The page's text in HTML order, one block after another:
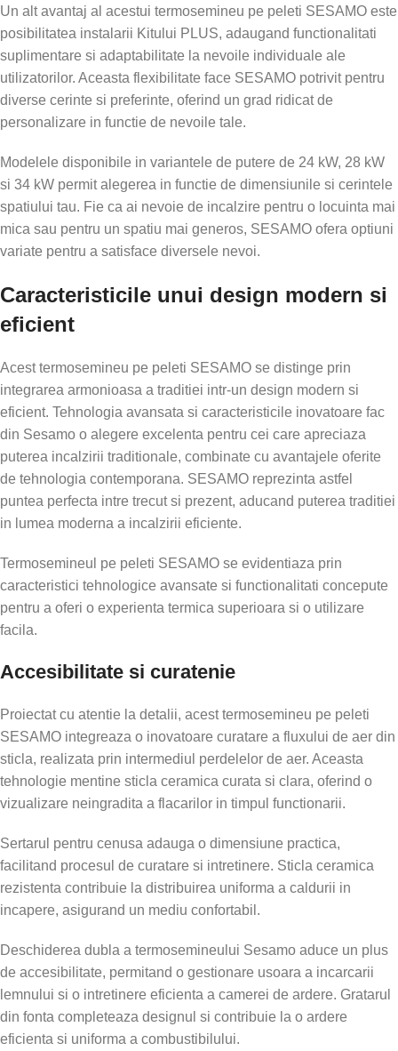
Un alt avantaj al acestui termosemineu pe peleti SESAMO este
posibilitatea instalarii Kitului PLUS, adaugand functionalitati
suplimentare si adaptabilitate la nevoile individuale ale
utilizatorilor. Aceasta flexibilitate face SESAMO potrivit pentru
diverse cerinte si preferinte, oferind un grad ridicat de
personalizare in functie de nevoile tale.
Modelele disponibile in variantele de putere de 24 kW, 28 kW
si 34 kW permit alegerea in functie de dimensiunile si cerintele
spatiului tau. Fie ca ai nevoie de incalzire pentru o locuinta mai
mica sau pentru un spatiu mai generos, SESAMO ofera optiuni
variate pentru a satisface diversele nevoi.
Caracteristicile unui design modern si
eficient
Acest termosemineu pe peleti SESAMO se distinge prin
integrarea armonioasa a traditiei intr-un design modern si
eficient. Tehnologia avansata si caracteristicile inovatoare fac
din Sesamo o alegere excelenta pentru cei care apreciaza
puterea incalzirii traditionale, combinate cu avantajele oferite
de tehnologia contemporana. SESAMO reprezinta astfel
puntea perfecta intre trecut si prezent, aducand puterea traditiei
in lumea moderna a incalzirii eficiente.
Termosemineul pe peleti SESAMO se evidentiaza prin
caracteristici tehnologice avansate si functionalitati concepute
pentru a oferi o experienta termica superioara si o utilizare
facila.
Accesibilitate si curatenie
Proiectat cu atentie la detalii, acest termosemineu pe peleti
SESAMO integreaza o inovatoare curatare a fluxului de aer din
sticla, realizata prin intermediul perdelelor de aer. Aceasta
tehnologie mentine sticla ceramica curata si clara, oferind o
vizualizare neingradita a flacarilor in timpul functionarii.
Sertarul pentru cenusa adauga o dimensiune practica,
facilitand procesul de curatare si intretinere. Sticla ceramica
rezistenta contribuie la distribuirea uniforma a caldurii in
incapere, asigurand un mediu confortabil.
Deschiderea dubla a termosemineului Sesamo aduce un plus
de accesibilitate, permitand o gestionare usoara a incarcarii
lemnului si o intretinere eficienta a camerei de ardere. Gratarul
din fonta completeaza designul si contribuie la o ardere
eficienta si uniforma a combustibilului.